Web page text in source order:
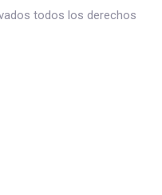
todos los derechos